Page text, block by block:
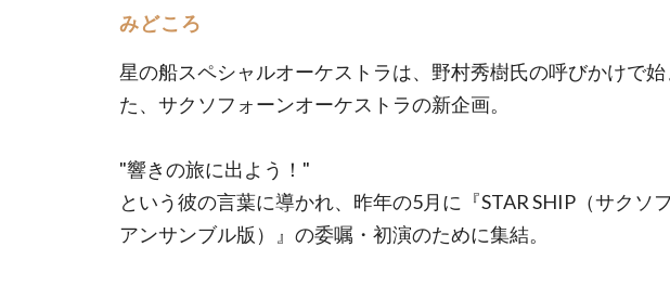
みどころ
星の船スペシャルオーケストラは、野村秀樹氏の呼びかけで
た、サクソフォーンオーケストラの新企画。
"響きの旅に出よう！"
という彼の言葉に導かれ、昨年の5月に『STAR SHIP（サクソ
アンサンブル版）』の委嘱・初演のために集結。